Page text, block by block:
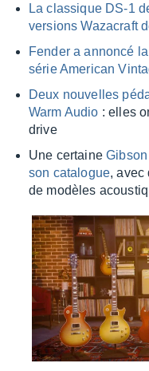
La clas­sique DS-1
versions Waza­craft
Fender a annoncé
série Ameri­can
Deux nouvelles
Warm Audio : elles
drive
Une certaine
son cata­logue, avec
de modèles